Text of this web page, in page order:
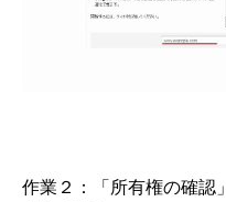
作業２：「所有権の確認